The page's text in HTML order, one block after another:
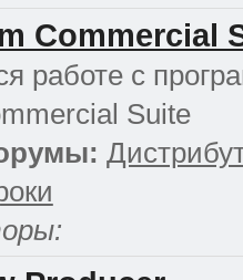
Commercial
работе с
Suite